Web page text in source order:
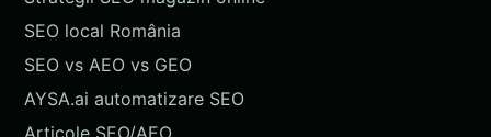
SEO local România
SEO vs AEO vs GEO
AYSA.ai automatizare SEO
Articole SEO/AEO